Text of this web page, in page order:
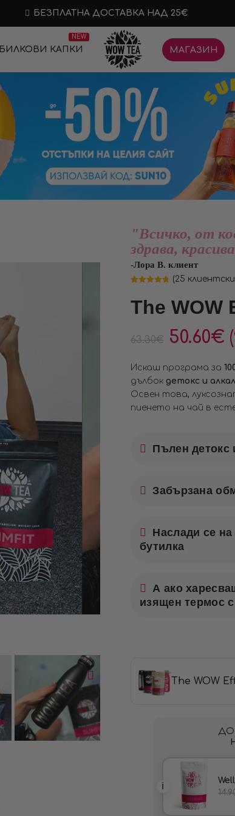
БЕЗПЛАТНА ДОСТАВКА НАД 25€
NEW
БИЛКОВИ КАПКИ МАГАЗИН
"Всичко, от
здрава,
-Лора В. клиент
базирано на
потребителски
(25
The WOW
63.30€ 50.60€
Искаш програма за
дълбок детокс и
Освен това,
пиенето на чай в
Пълен детокс
Забързана
Наслади се на
бутилка
А ако
изящен термос
The WOW